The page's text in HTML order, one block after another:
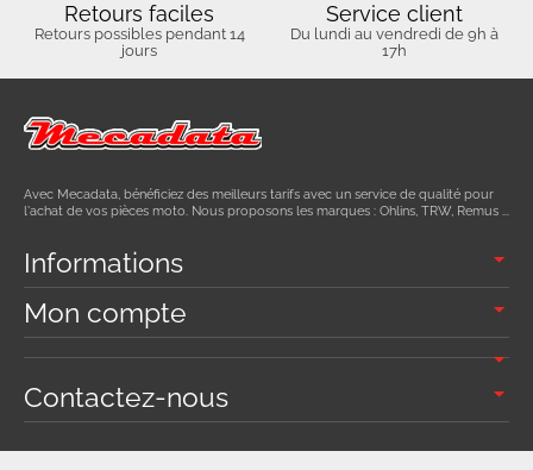
Retours faciles
Retours possibles pendant 14
jours
Service client
Du lundi au vendredi de 9h à
17h
Avec Mecadata, bénéficiez des meilleurs tarifs avec un service de qualité pour
l'achat de vos pièces moto. Nous proposons les marques : Ohlins, TRW, Remus ...
Informations
Mon compte
Contactez-nous